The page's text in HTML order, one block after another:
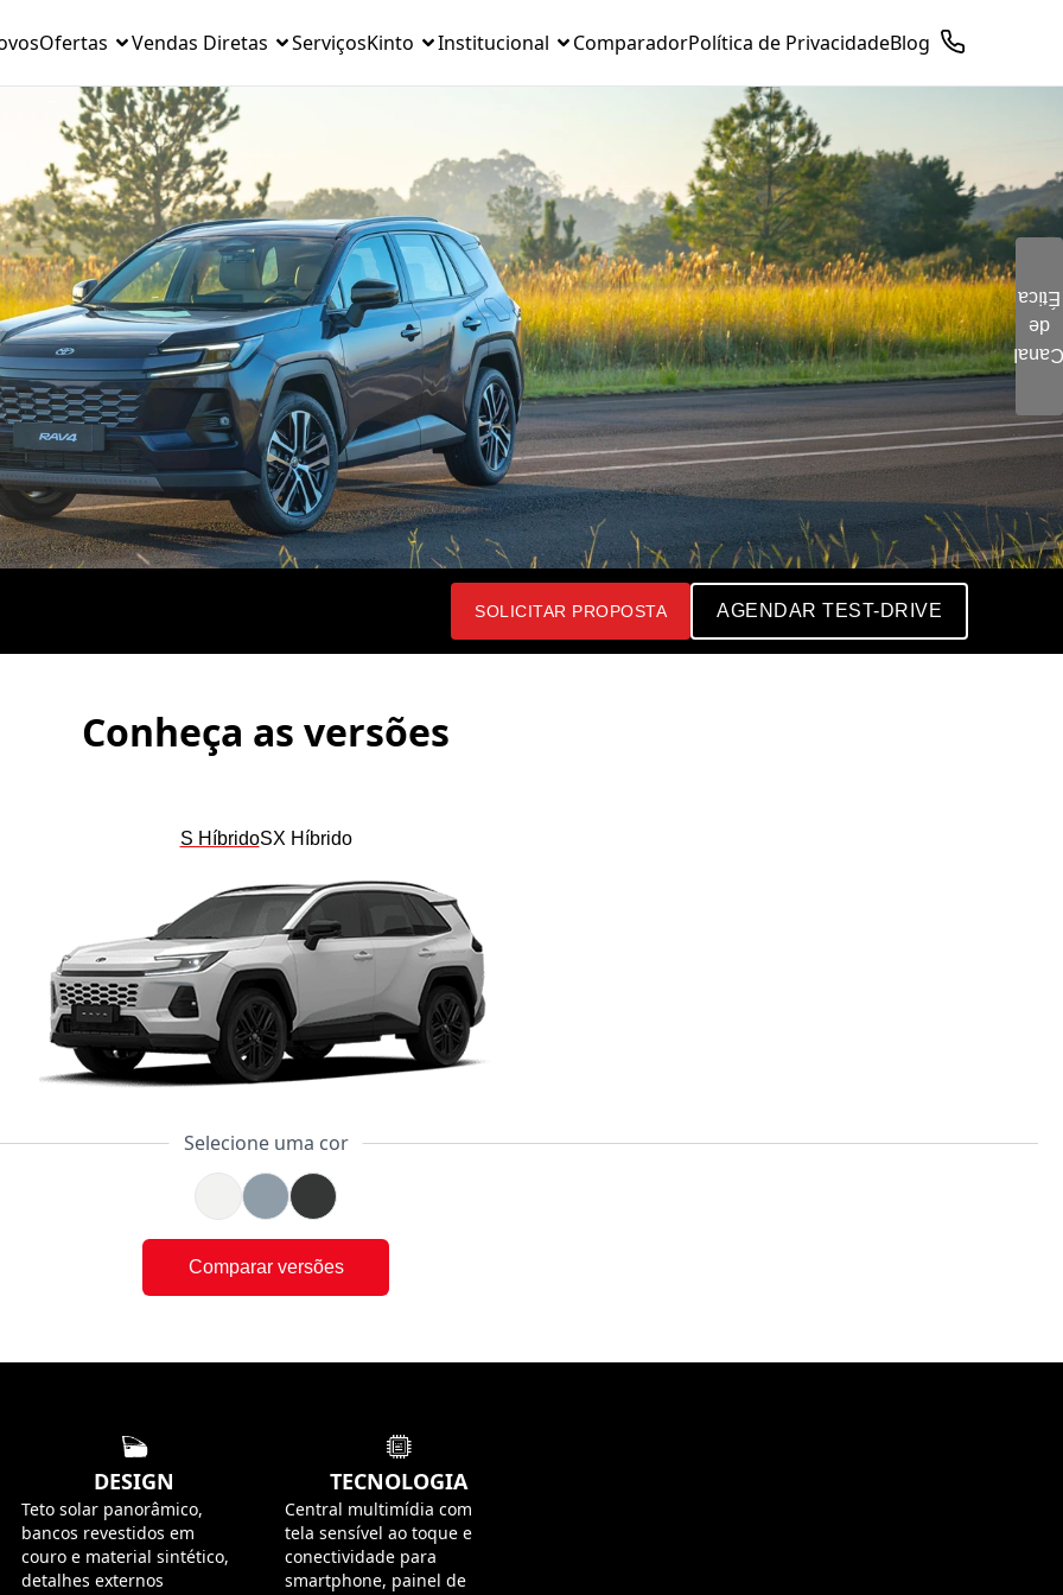
Ofertas Vendas Diretas ServiçosKinto Institucional ComparadorPolítica de PrivacidadeBlog
SOLICITAR PROPOSTA AGENDAR TEST-DRIVE
Conheça as versões
S HíbridoSX Híbrido
Selecione uma cor
Comparar versões
DESIGN
Teto solar panorâmico,
bancos revestidos em
couro e material sintético,
detalhes externos
TECNOLOGIA
Central multimídia com
tela sensível ao toque e
conectividade para
smartphone, painel de
de
Ética
Clique aqui e preencha o
formulário. Este é um
canal seguro